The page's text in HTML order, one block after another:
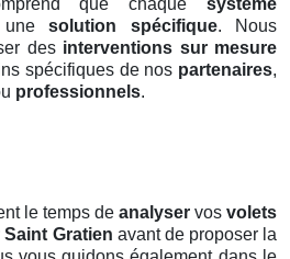
que chaquesystème
unesolution spécifique. Nous
des interventions sur mesure
spécifiques de nos partenaires,
professionnels.
le temps de analyser vos volets
Saint Gratien avant de proposer la